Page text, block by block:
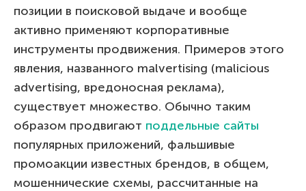
позиции в поисковой выдаче и вообще
активно применяют корпоративные
инструменты продвижения. Примеров этого
явления, названного malvertising (malicious
advertising, вредоносная реклама),
существует множество. Обычно таким
образом продвигают поддельные сайты
популярных приложений, фальшивые
промоакции известных брендов, в общем,
мошеннические схемы, рассчитанные на